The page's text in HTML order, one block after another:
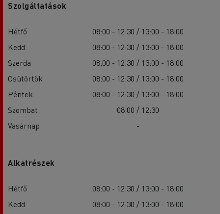
Szolgáltatások
Hétfő
08:00 - 12:30 / 13:00 - 18:00
Kedd
08:00 - 12:30 / 13:00 - 18:00
Szerda
08:00 - 12:30 / 13:00 - 18:00
Csütörtök
08:00 - 12:30 / 13:00 - 18:00
Péntek
08:00 - 12:30 / 13:00 - 18:00
Szombat
08:00 / 12:30
Vasárnap
-
Alkatrészek
Hétfő
08:00 - 12:30 / 13:00 - 18:00
Kedd
08:00 - 12:30 / 13:00 - 18:00